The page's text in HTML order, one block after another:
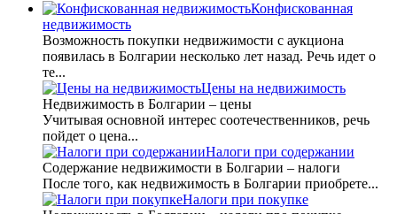
Конфискованная
недвижимость
Возможность покупки недвижимости с аукциона
появилась в Болгарии несколько лет назад. Речь идет о
те...
Цены на недвижимость
Недвижимость в Болгарии – цены
Учитывая основной интерес соотечественников, речь
пойдет о цена...
Налоги при содержании
Содержание недвижимости в Болгарии – налоги
После того, как недвижимость в Болгарии приобрете...
Налоги при покупке